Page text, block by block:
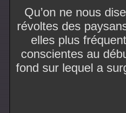
Qu’on ne nous
révoltes des
elles plus
conscientes au
fond sur lequel a